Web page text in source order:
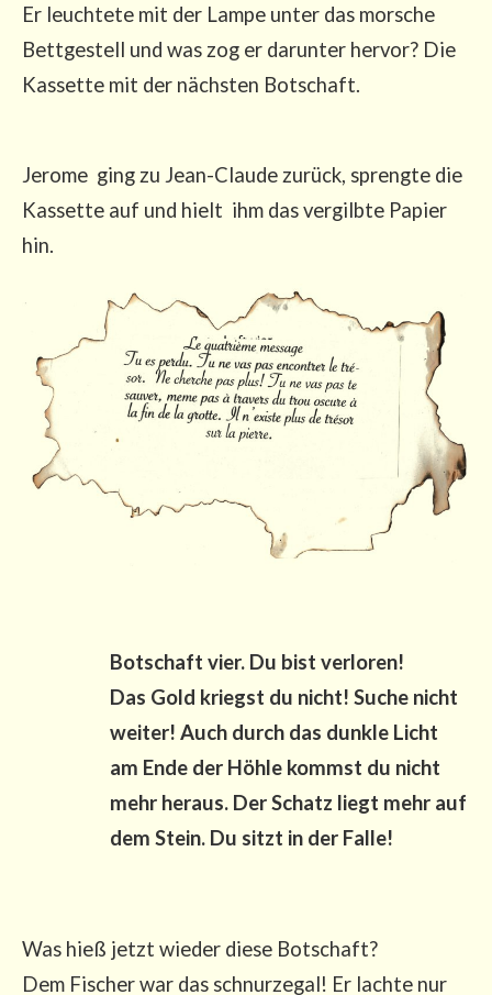
Er leuch­te­te mit der Lam­pe unter das mor­sche
Bett­ge­stell und was zog er dar­un­ter her­vor? Die
Kas­set­te mit der nächs­ten Botschaft.
Jero­me ging zu Jean-Clau­de zurück, spreng­te die
Kas­set­te auf und hielt ihm das ver­gilb­te Papier
hin.
Bot­schaft vier. Du bist ver­lo­ren!
Das Gold kriegst du nicht! Suche nicht
wei­ter! Auch durch das dunk­le Licht
am Ende der Höh­le kommst du nicht
mehr her­aus. Der Schatz liegt mehr auf
dem Stein. Du sitzt in der Falle!
Was hieß jetzt wie­der die­se Bot­schaft?
Dem Fischer war das schnurz­egal! Er lach­te nur